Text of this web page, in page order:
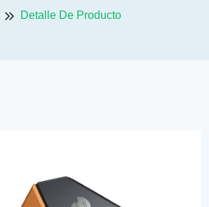
Detalle De Producto